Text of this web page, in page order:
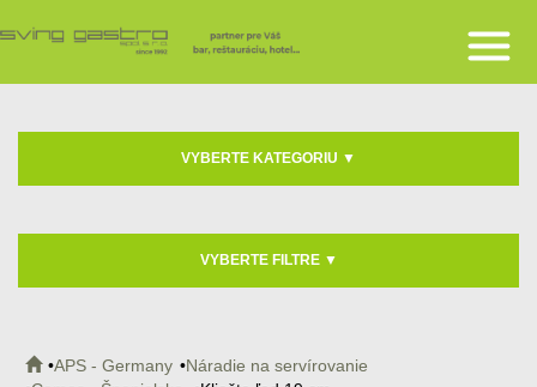
VYBERTE KATEGORIU ▼
VYBERTE FILTRE ▼
APS - Germany
Náradie na servírovanie